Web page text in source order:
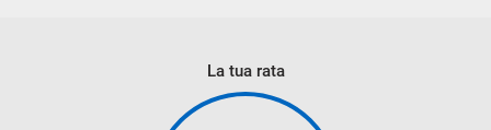
La tua rata